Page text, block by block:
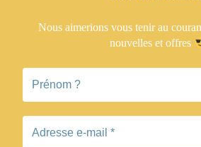
Nous aimerions vous tenir au
nouvelles et offres